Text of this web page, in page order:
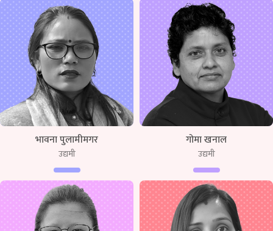
भावना पुलामीमगर
उद्यमी
गोमा खनाल
उद्यमी